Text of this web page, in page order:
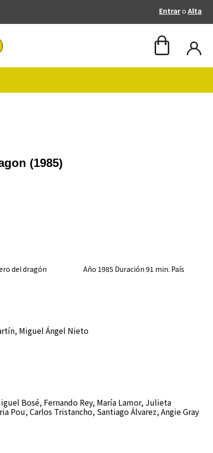
Entraro Alta
(1985)
del dragón Año 1985 Duración 91 min. País
Miguel Ángel Nieto
Bosé, Fernando Rey, María Lamor, Julieta
Pou, Carlos Tristancho, Santiago Álvarez, Angie Gray